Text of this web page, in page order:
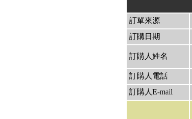
訂單來源
訂購日期
訂購人姓名
訂購人電話
訂購人E-mail